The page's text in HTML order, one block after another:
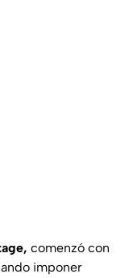
comenzó con
imponer